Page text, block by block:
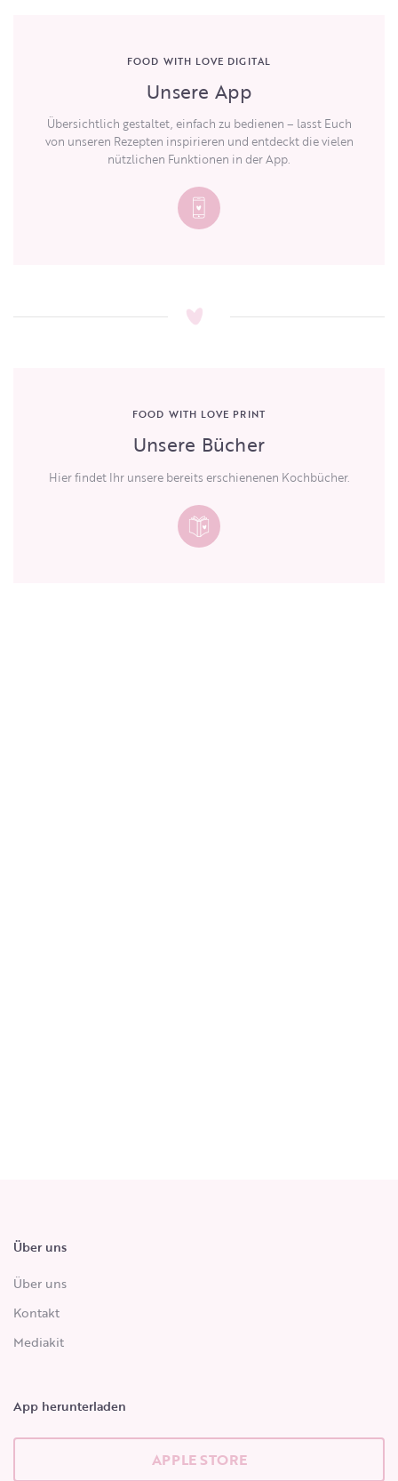
FOOD WITH LOVE DIGITAL
Unsere App
Übersichtlich gestaltet, einfach zu bedienen – lasst Euch
von unseren Rezepten inspirieren und entdeckt die vielen
nützlichen Funktionen in der App.
FOOD WITH LOVE PRINT
Unsere Bücher
Hier findet Ihr unsere bereits erschienenen Kochbücher.
Über uns
Über uns
Kontakt
Mediakit
App herunterladen
APPLE STORE